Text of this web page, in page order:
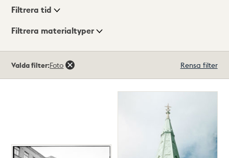
Visningsläge
Filtrera tid
Filtrera materialtyper
träffar
Valda filter:Foto Rensa filter